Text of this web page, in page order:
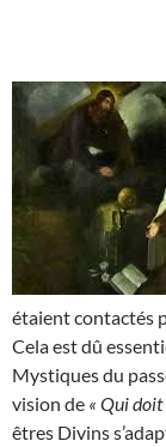
étaient contactés
Cela est dû
Mystiques du
vision de « Qui doit
êtres Divins